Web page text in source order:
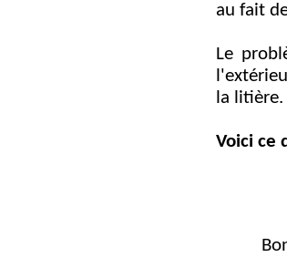
au fait
Le
la litière.
Voici ce